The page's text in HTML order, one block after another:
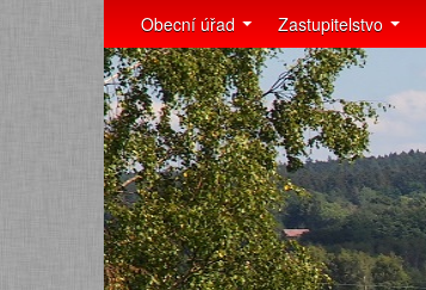
Obecní úřad Zastupitelstvo